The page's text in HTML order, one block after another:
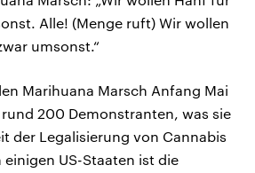
Alle! (Menge ruft) Wir wollen
umsonst.“
Marihuana Marsch Anfang Mai
200 Demonstranten, was sie
der Legalisierung von Cannabis
US-Staaten ist die